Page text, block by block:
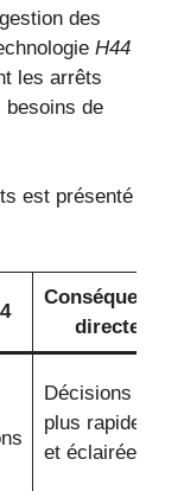
des
H44
les arrêts
besoins de
est présenté
Conséquence
directe
Décisions
plus rapides
et éclairées